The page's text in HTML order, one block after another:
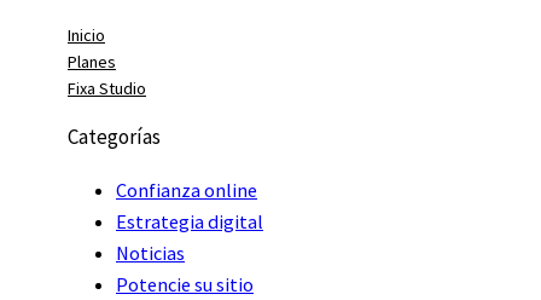
Inicio
Planes
Fixa Studio
Categorías
Confianza online
Estrategia digital
Noticias
Potencie su sitio